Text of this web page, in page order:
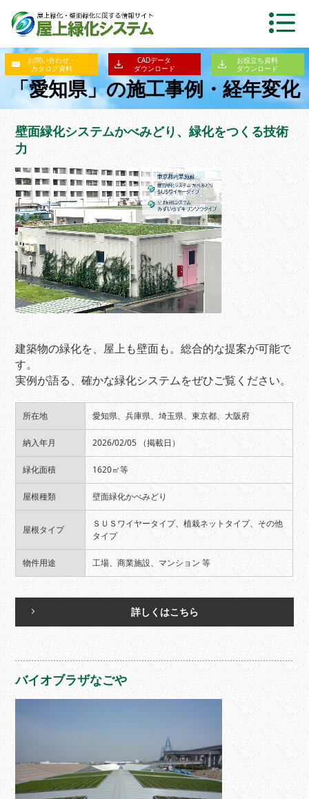
お問い合わせ・
カタログ資料
CADデータ
ダウンロード
お役立ち資料
ダウンロード
「愛知県」の施工事例・経年変化
壁面緑化システムかべみどり、緑化をつくる技術
力
建築物の緑化を、屋上も壁面も。総合的な提案が可能で
す。
実例が語る、確かな緑化システムをぜひご覧ください。
所在地 愛知県、兵庫県、埼玉県、東京都、大阪府
納入年月 2026/02/05 （掲載日）
緑化面積 1620㎡等
屋根種類 壁面緑化かべみどり
屋根タイプ
ＳＵＳワイヤータイプ、植栽ネットタイプ、その他
タイプ
物件用途 工場、商業施設、マンション 等
詳しくはこちら
バイオブラザなごや